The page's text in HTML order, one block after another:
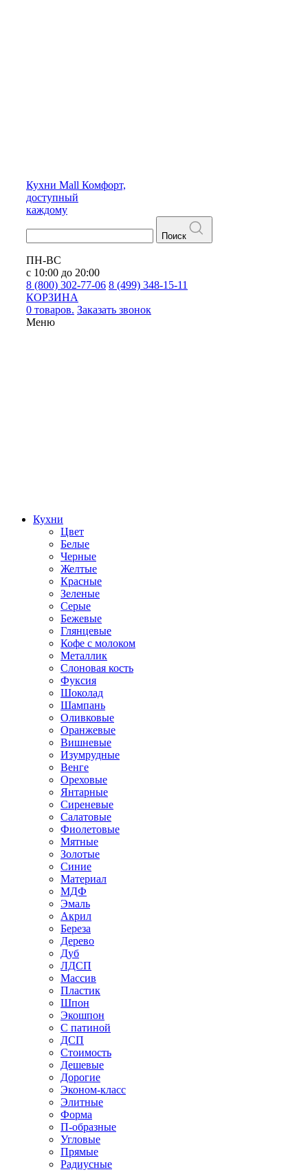
Кухни Mall Комфорт,
доступный
каждому
Поиск
ПН-ВС
с 10:00 до 20:00
8 (800) 302-77-06 8 (499) 348-15-11
КОРЗИНА
0 товаров. Заказать звонок
Меню
Кухни
Цвет
Белые
Черные
Желтые
Красные
Зеленые
Серые
Бежевые
Глянцевые
Кофе с молоком
Металлик
Слоновая кость
Фуксия
Шоколад
Шампань
Оливковые
Оранжевые
Вишневые
Изумрудные
Венге
Ореховые
Янтарные
Сиреневые
Салатовые
Фиолетовые
Мятные
Золотые
Синие
Материал
МДФ
Эмаль
Акрил
Береза
Дерево
Дуб
ЛДСП
Массив
Пластик
Шпон
Экошпон
С патиной
ДСП
Стоимость
Дешевые
Дорогие
Эконом-класс
Элитные
Форма
П-образные
Угловые
Прямые
Радиусные